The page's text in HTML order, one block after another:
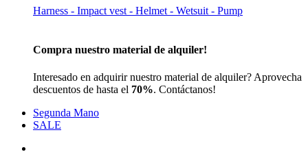
Harness - Impact vest - Helmet - Wetsuit - Pump
Compra nuestro material de alquiler!
Interesado en adquirir nuestro material de alquiler? Aprovecha
descuentos de hasta el 70%. Contáctanos!
Segunda Mano
SALE